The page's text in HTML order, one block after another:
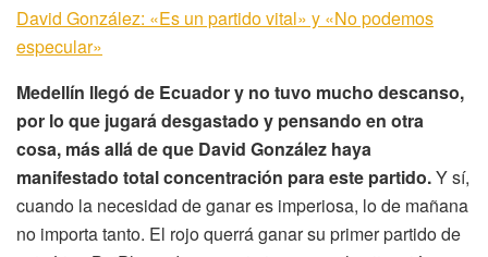
David González: «Es un partido vital» y «No podemos
especular»
Medellín llegó de Ecuador y no tuvo mucho descanso,
por lo que jugará desgastado y pensando en otra
cosa, más allá de que David González haya
manifestado total concentración para este partido.Y sí,
cuando la necesidad de ganar es imperiosa, lo de mañana
no importa tanto. El rojo querrá ganar su primer partido de